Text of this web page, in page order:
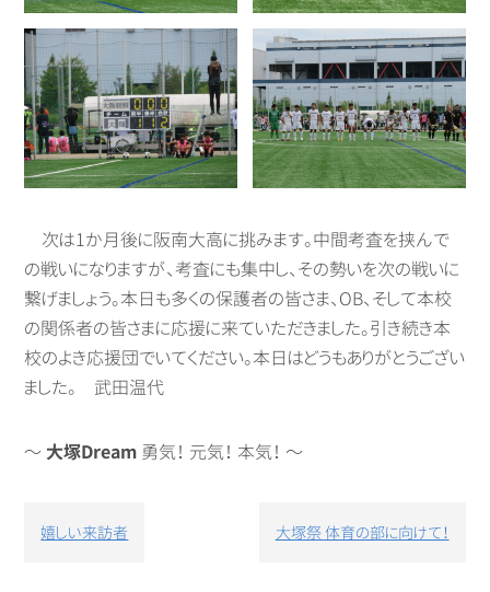
次は1か月後に阪南大高に挑みます。中間考査を挟んで
の戦いになりますが、考査にも集中し、その勢いを次の戦いに
繋げましょう。本日も多くの保護者の皆さま、OB、そして本校
の関係者の皆さまに応援に来ていただきました。引き続き本
校のよき応援団でいてください。本日はどうもありがとうござい
ました。 武田温代
～ 大塚Dream 勇気！ 元気！ 本気！ ～
稿嬉しい来訪者 大塚祭 体育の部に向けて！